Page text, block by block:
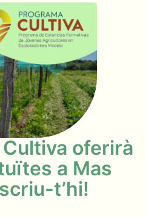
oferirà
a Mas
t’hi!